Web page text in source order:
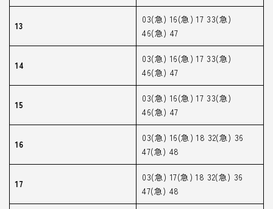
13
03(急) 16(急) 17 33(急)
46(急) 47
14
03(急) 16(急) 17 33(急)
46(急) 47
15
03(急) 16(急) 17 33(急)
46(急) 47
16
03(急) 16(急) 18 32(急) 36
47(急) 48
17
03(急) 17(急) 18 32(急) 36
47(急) 48